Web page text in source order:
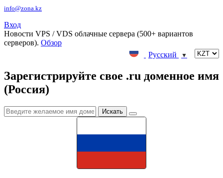
info@zona.kz
Вход
Новости VPS / VDS облачные сервера (500+ вариантов
серверов). Обзор
Русский
▼
Зарегистрируйте свое .ru доменное имя
(Россия)